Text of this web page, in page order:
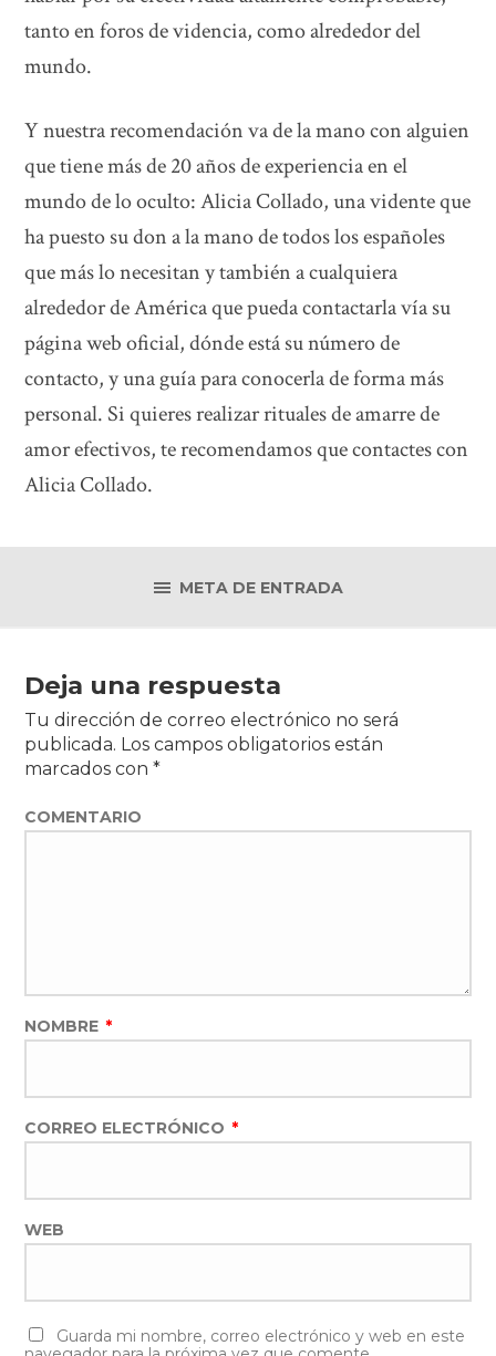
tanto en foros de videncia, como alrededor del
mundo.
Y nuestra recomendación va de la mano con alguien
que tiene más de 20 años de experiencia en el
mundo de lo oculto: Alicia Collado, una vidente que
ha puesto su don a la mano de todos los españoles
que más lo necesitan y también a cualquiera
alrededor de América que pueda contactarla vía su
página web oficial, dónde está su número de
contacto, y una guía para conocerla de forma más
personal. Si quieres realizar rituales de amarre de
amor efectivos, te recomendamos que contactes con
Alicia Collado.
META DE ENTRADA
Deja una respuesta
Tu dirección de correo electrónico no será
publicada. Los campos obligatorios están
marcados con*
COMENTARIO
NOMBRE *
CORREO ELECTRÓNICO *
WEB
Guarda mi nombre, correo electrónico y web en este